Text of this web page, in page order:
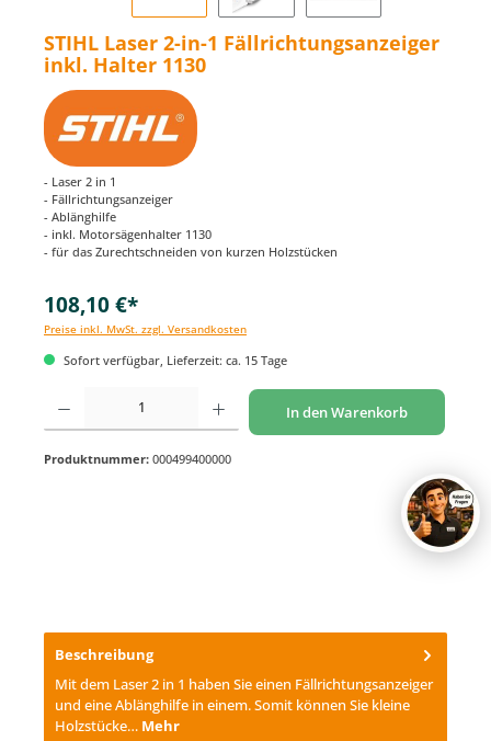
STIHL Laser 2-in-1 Fällrichtungsanzeiger
inkl. Halter 1130
- Laser 2 in 1
- Fällrichtungsanzeiger
- Ablänghilfe
- inkl. Motorsägenhalter 1130
- für das Zurechtschneiden von kurzen Holzstücken
108,10 €*
Preise inkl. MwSt. zzgl. Versandkosten
Sofort verfügbar, Lieferzeit: ca. 15 Tage
Produkt Anzahl: Gib den gewünschten Wert ein oder benutze die Schaltflächen um
In den Warenkorb
Produktnummer: 000499400000
Beschreibung
Mit dem Laser 2 in 1 haben Sie einen Fällrichtungsanzeiger
und eine Ablänghilfe in einem. Somit können Sie kleine
Holzstücke… Mehr